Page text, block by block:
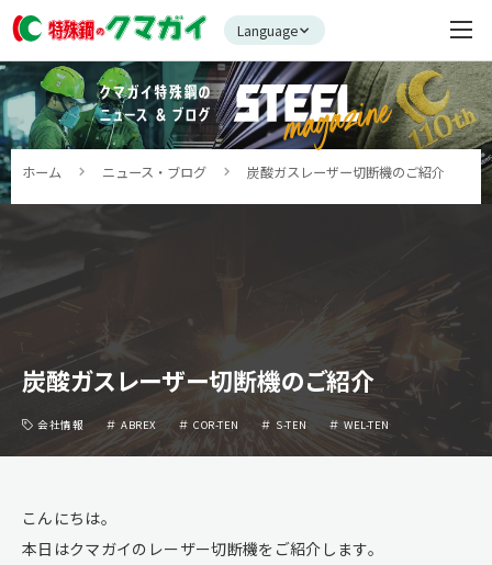
Language
ホーム ニュース・ブログ 炭酸ガスレーザー切断機のご紹介
炭酸ガスレーザー切断機のご紹介
会社情報 ABREX COR-TEN S-TEN WEL-TEN
こんにちは。
本日はクマガイのレーザー切断機をご紹介します。